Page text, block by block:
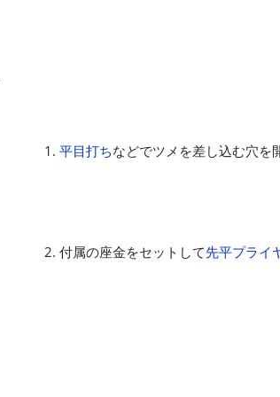
1. 平目打ちなどでツメを差し込む穴を
2. 付属の座金をセットして先平プライ